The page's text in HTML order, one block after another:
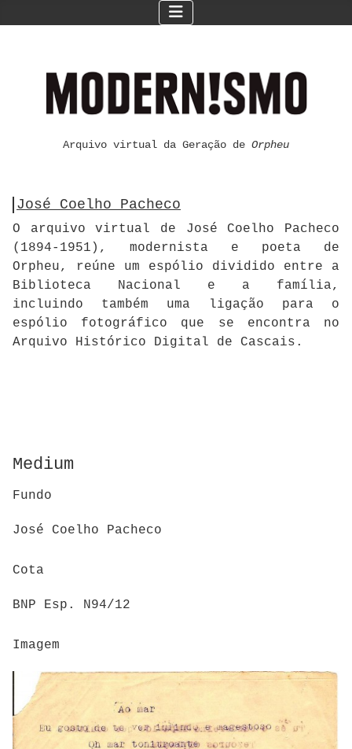
Arquivo virtual da Geração de Orpheu
José Coelho Pacheco
O arquivo virtual de José Coelho Pacheco
(1894-1951), modernista e poeta de
Orpheu, reúne um espólio dividido entre a
Biblioteca Nacional e a família,
incluindo também uma ligação para o
espólio fotográfico que se encontra no
Arquivo Histórico Digital de Cascais.
Medium
Fundo
José Coelho Pacheco
Cota
BNP Esp. N94/12
Imagem